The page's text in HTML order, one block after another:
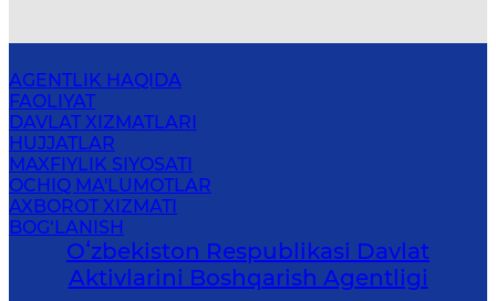
AGENTLIK HAQIDA
FAOLIYAT
DAVLAT XIZMATLARI
HUJJATLAR
MAXFIYLIK SIYOSATI
OCHIQ MA'LUMOTLAR
AXBOROT XIZMATI
BOG‘LANISH
Oʻzbekiston Respublikasi Davlat
Aktivlarini Boshqarish Agentligi